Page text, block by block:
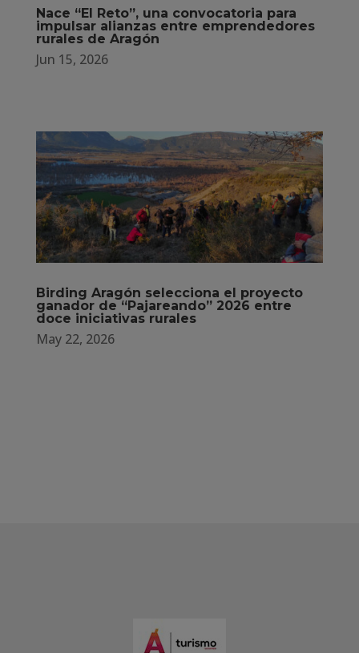
Nace “El Reto”, una convocatoria para
impulsar alianzas entre emprendedores
rurales de Aragón
Jun 15, 2026
Birding Aragón selecciona el proyecto
ganador de “Pajareando” 2026 entre
doce iniciativas rurales
May 22, 2026